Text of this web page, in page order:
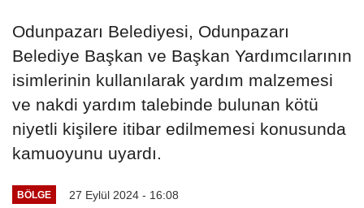
Odunpazarı Belediyesi, Odunpazarı
Belediye Başkan ve Başkan Yardımcılarının
isimlerinin kullanılarak yardım malzemesi
ve nakdi yardım talebinde bulunan kötü
niyetli kişilere itibar edilmemesi konusunda
kamuoyunu uyardı.
BÖLGE 27 Eylül 2024 - 16:08